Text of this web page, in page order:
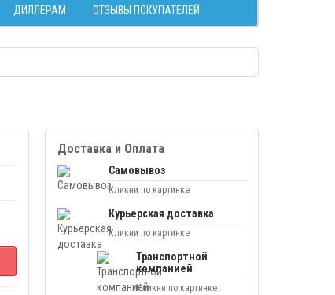
ДИЛЛЕРАМ ОТЗЫВЫ ПОКУПАТЕЛЕЙ
Доставка и Оплата
Самовывоз
Кликни по картинке
Курьерская доставка
Кликни по картинке
Транспортной
компанией
Кликни по картинке